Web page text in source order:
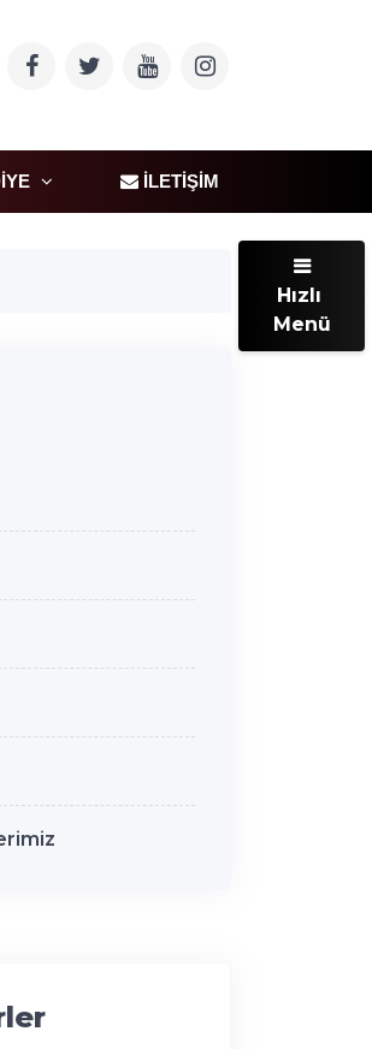
İLETIŞIM
Hızlı
Menü